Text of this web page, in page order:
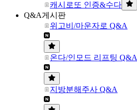
캐시로또 인증&수다
Q&A게시판
위고비/마운자로 Q&A
온다/인모드 리프팅 Q&A
지방분해주사 Q&A